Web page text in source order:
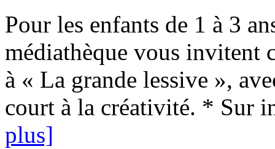
Pour les enfants de 1 à 3
médiathèque vous invitent
à « La grande lessive »,
court à la créativité. * Sur
plus]